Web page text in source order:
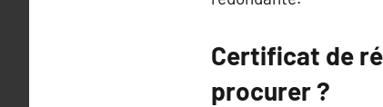
Certificat de
procurer ?